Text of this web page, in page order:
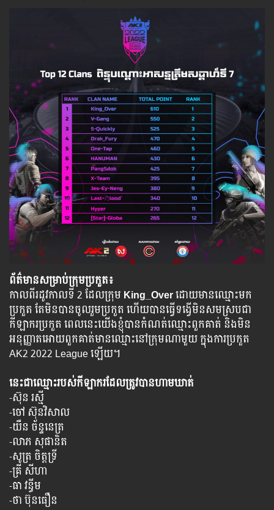
ព័ត៌មានសម្រាប់ក្រុមប្រកួត៖
កាលពីរដូវកាលទី 2 ដែលក្រុម King_Overដោយមានឈ្មោះមក
ប្រកួត តែមិនបានចូលរួមប្រកួត ហើយបានធ្វើទង្វើមិនសមស្របជា
កីឡាករប្រកួត ពេលនេះយើងខ្ញុំបានកំណត់ឈ្មោះពួកគាត់ និងមិន
អនុញ្ញាតអោយពួកគាត់មានឈ្មោះនៅក្រុមណាមួយ ក្នុងការប្រកួត
AK2 2022 League ឡើយ។
នេះជាឈ្មោះរបស់កីឡាករដែលត្រូវបានហាមឃាត់
-ស៊ុន រស្មី
-ចៅ ស៊ុនវិសាល
-យឺន ច័ន្ទនេត្រ
-លាភ សុផានិត
-សូត្រ ចិត្តទ្រី
-គ្រី សីហា
-ធា វន្ធីម
-ថា ប៊ុនធឿន